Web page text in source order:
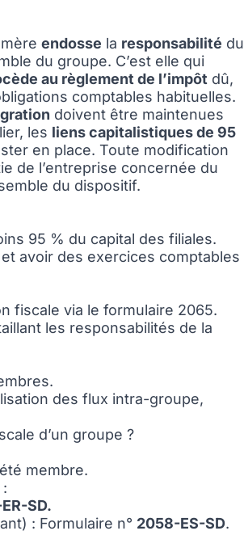
endosse la responsabilité du
du groupe. C’est elle qui
au règlement de l’impôt dû,
comptables habituelles.
doivent être maintenues
les liens capitalistiques de 95
en place. Toute modification
de l’entreprise concernée du
du dispositif.
95 % du capital des filiales.
avoir des exercices comptables
fiscale via le formulaire 2065.
les responsabilités de la
des flux intra-groupe,
d’un groupe ?
membre.
SD.
: Formulaire n° 2058-ES-SD.